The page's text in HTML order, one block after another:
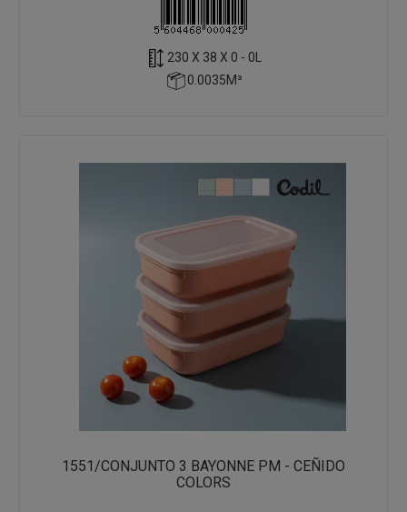
230 X 38 X 0 - 0L
0.0035M³
1551/CONJUNTO 3 BAYONNE PM - CEÑIDO
COLORS